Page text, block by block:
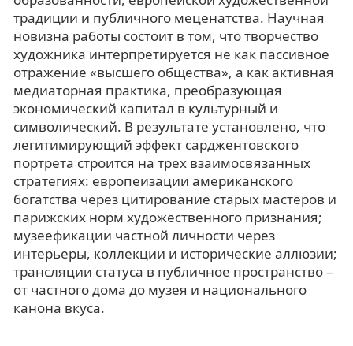
традиции и публичного меценатства. Научная
новизна работы состоит в том, что творчество
художника интерпретируется не как пассивное
отражение «высшего общества», а как активная
медиаторная практика, преобразующая
экономический капитал в культурный и
символический. В результате установлено, что
легитимирующий эффект сарджентовского
портрета строится на трех взаимосвязанных
стратегиях: европеизации американского
богатства через цитирование старых мастеров и
парижских норм художественного признания;
музеефикации частной личности через
интерьеры, коллекции и исторические аллюзии;
трансляции статуса в публичное пространство –
от частного дома до музея и национального
канона вкуса.